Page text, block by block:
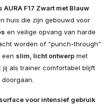
AURA F17 Zwart met Blauw
huis die zijn gebouwd voor
en veilige opvang van harde
worden of “punch-through”
een slim, licht ontwerp met
als trainer comfortabel blijft
voor intensief gebruik